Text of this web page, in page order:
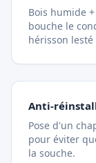
Bois humide
bouche le
hérisson
Anti-
Pose d'un
pour éviter
la souche.